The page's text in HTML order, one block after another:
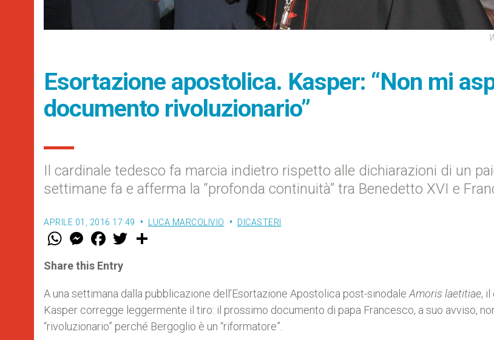
Esortazione apostolica. Kasper: “Non mi
documento rivoluzionario”
Il cardinale tedesco fa marcia indietro rispetto alle dichiarazioni di un
settimane fa e afferma la “profonda continuità” tra Benedetto XVI e
APRILE 01, 2016 17:49 LUCA MARCOLIVIO DICASTERI
W
t
s
p
p
M
e
s
e
g
e
r
F
a
e
b
o
k
w
r
Share this Entry
A una settimana dalla pubblicazione dell’Esortazione Apostolica post-sinodale Amoris laetitiae,
Kasper corregge leggermente il tiro: il prossimo documento di papa Francesco, a suo avviso,
“rivoluzionario” perché Bergoglio è un “riformatore”.